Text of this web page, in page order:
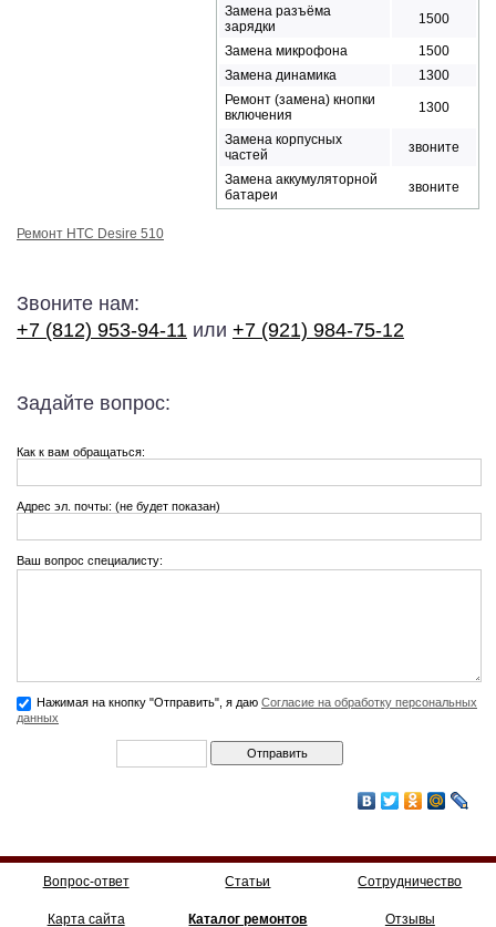
Замена разъёма
зарядки
1500
Замена микрофона
1500
Замена динамика
1300
Ремонт (замена) кнопки
включения
1300
Замена корпусных
частей
звоните
Замена аккумуляторной
батареи
звоните
Ремонт HTC Desire 510
Звоните нам:
+7 (812) 953-94-11 или +7 (921) 984-75-12
Задайте вопрос:
Как к вам обращаться:
Адрес эл. почты: (не будет показан)
Ваш вопрос специалисту:
Нажимая на кнопку "Отправить", я даю Согласие на обработку персональных
данных
Вопрос-ответ Статьи Сотрудничество
Карта сайта Каталог ремонтов Отзывы